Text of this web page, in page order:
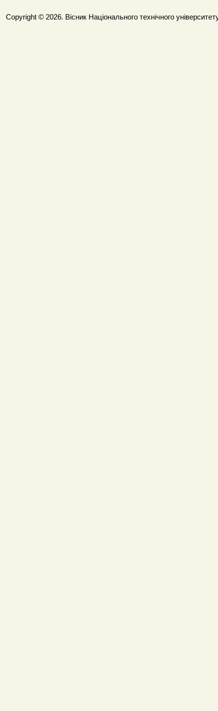
Copyright © 2026. Вісник Національного технічного